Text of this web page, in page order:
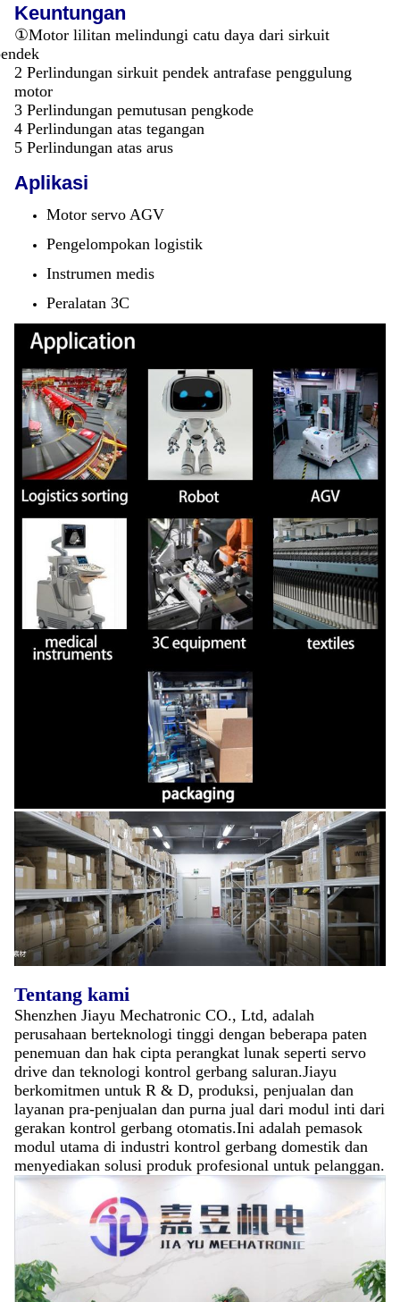
Keuntungan
①Motor lilitan melindungi catu daya dari sirkuit
2 Perlindungan sirkuit pendek antrafase penggulung
motor
3 Perlindungan pemutusan pengkode
4 Perlindungan atas tegangan
5 Perlindungan atas arus
Aplikasi
Motor servo AGV
Pengelompokan logistik
Instrumen medis
Peralatan 3C
Tentang kami
Shenzhen Jiayu Mechatronic CO., Ltd, adalah
perusahaan berteknologi tinggi dengan beberapa paten
penemuan dan hak cipta perangkat lunak seperti servo
drive dan teknologi kontrol gerbang saluran.Jiayu
berkomitmen untuk R & D, produksi, penjualan dan
layanan pra-penjualan dan purna jual dari modul inti dari
gerakan kontrol gerbang otomatis.Ini adalah pemasok
modul utama di industri kontrol gerbang domestik dan
menyediakan solusi produk profesional untuk pelanggan.